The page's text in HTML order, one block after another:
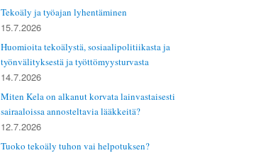
Tekoäly ja työajan lyhentäminen
15.7.2026
Huomioita tekoälystä, sosiaalipolitiikasta ja
työnvälityksestä ja työttömyysturvasta
14.7.2026
Miten Kela on alkanut korvata lainvastaisesti
sairaaloissa annosteltavia lääkkeitä?
12.7.2026
Tuoko tekoäly tuhon vai helpotuksen?